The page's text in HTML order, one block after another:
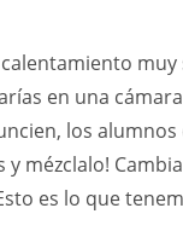
calentamiento
en una
los
y mézclalo!
es lo que